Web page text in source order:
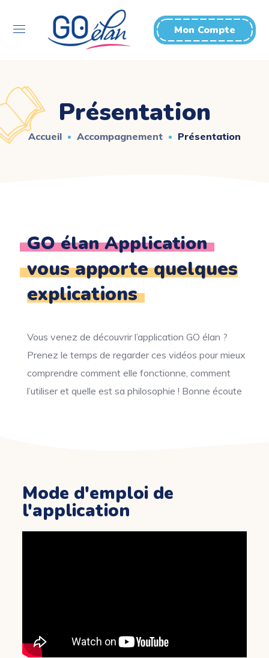
Mon Compte
Présentation
Accueil Accompagnement Présentation
GO élan Application
vous apporte quelques
explications
Vous venez de découvrir l’application GO élan ?
Prenez le temps de regarder ces vidéos pour mieux
comprendre comment elle fonctionne, comment
l’utiliser et quelle est sa philosophie ! Bonne écoute
Mode d'emploi de
l'application